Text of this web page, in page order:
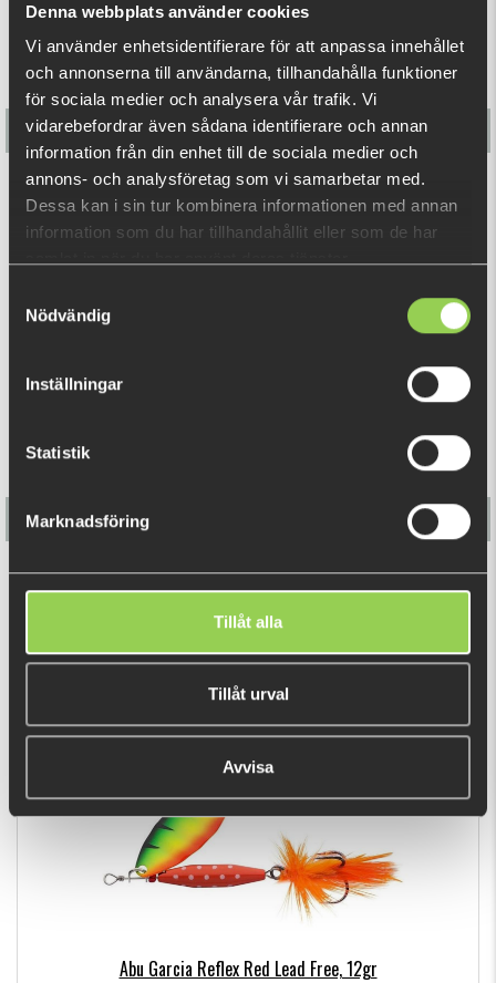
Denna webbplats använder cookies
Vi använder enhetsidentifierare för att anpassa innehållet
och annonserna till användarna, tillhandahålla funktioner
för sociala medier och analysera vår trafik. Vi
vidarebefordrar även sådana identifierare och annan
information från din enhet till de sociala medier och
annons- och analysföretag som vi samarbetar med.
Dessa kan i sin tur kombinera informationen med annan
information som du har tillhandahållit eller som de har
Nödvändig
Inställningar
Statistik
Marknadsföring
Tillåt alla
Tillåt urval
Avvisa
fish are often shy for bright or unnatural colors. Simple
colors and an unfeathered treble hook are sure to fool the
wise trout, grayling, and arctic char.
5,7cm, 12gr.
Flatnose Mini 9cm, 10-pack
Abu Garcia Reflex Red Lead Free, 7gr
Abu Garcia Reflex Red Lead Free, 12gr